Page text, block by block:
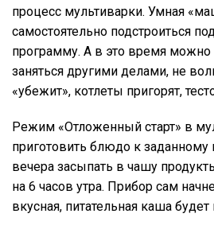
процесс мультиварки. Умная
самостоятельно подстроиться
программу. А в это время можно
заняться другими делами, не
«убежит», котлеты пригорят,
Режим «Отложенный старт» в
приготовить блюдо к
вечера засыпать в чашу
на 6 часов утра. Прибор сам
вкусная, питательная каша будет